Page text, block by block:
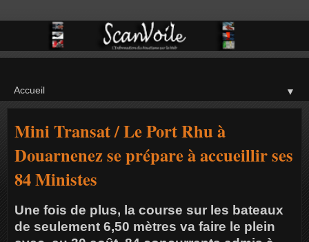
▼
Mini Transat / Le Port Rhu à
Douarnenez se prépare à accueillir ses
84 Ministes
Une fois de plus, la course sur les bateaux
de seulement 6,50 mètres va faire le plein